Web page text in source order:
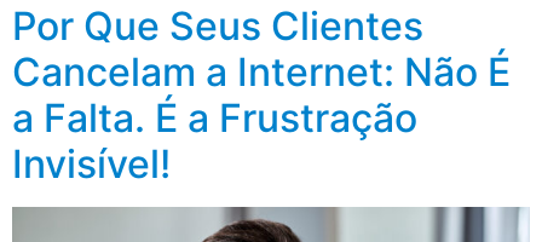
Por Que Seus Clientes
Cancelam a Internet: Não É
a Falta. É a Frustração
Invisível!